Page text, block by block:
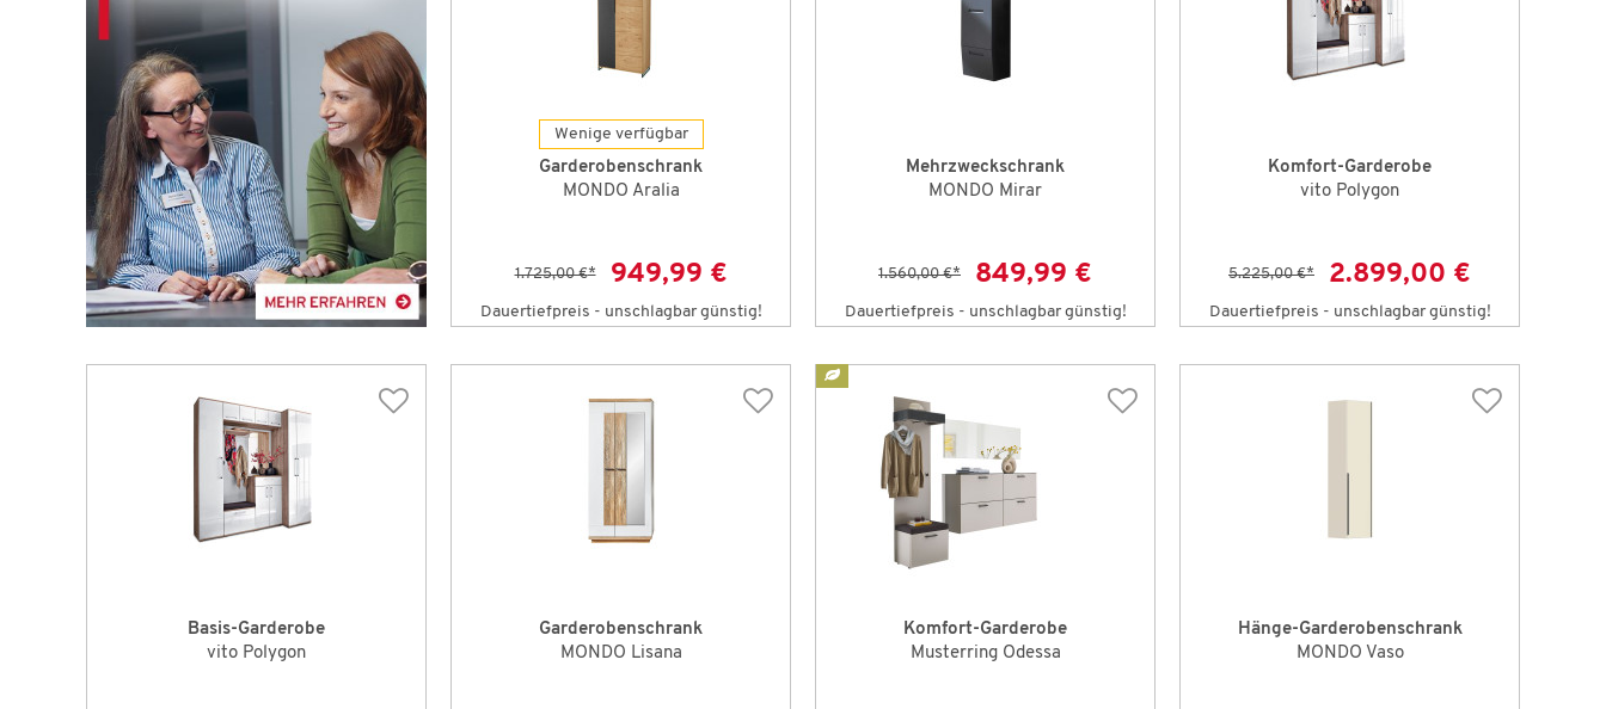
Wenige verfügbar
Garderobenschrank
MONDO Aralia
1.725,00 €* 949,99 €
Dauertiefpreis - unschlagbar günstig!
Mehrzweckschrank
MONDO Mirar
1.560,00 €* 849,99 €
Dauertiefpreis - unschlagbar günstig!
Komfort-Garderobe
vito Polygon
5.225,00 €* 2.899,00 €
Dauertiefpreis - unschlagbar günstig!
Basis-Garderobe
vito Polygon
Garderobenschrank
MONDO Lisana
Komfort-Garderobe
Musterring Odessa
Hänge-Garderobenschrank
MONDO Vaso